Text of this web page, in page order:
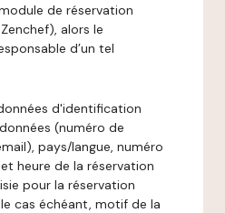
de réservation
alors le
d’un tel
d'identification
(numéro de
pays/langue, numéro
heure de la réservation
pour la réservation
cas échéant, motif de la